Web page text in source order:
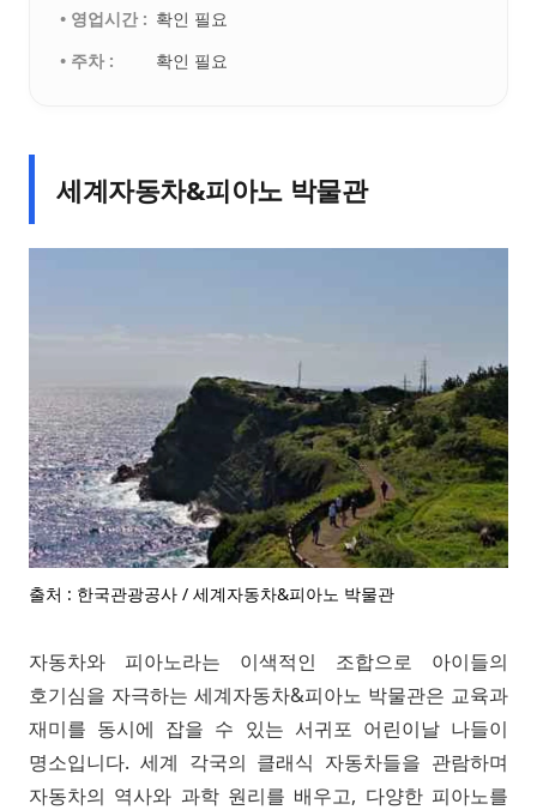
• 영업시간 : 확인 필요
• 주차 :
확인 필요
세계자동차&피아노 박물관
출처 : 한국관광공사 / 세계자동차&피아노 박물관
자동차와 피아노라는 이색적인 조합으로 아이들의
호기심을 자극하는 세계자동차&피아노 박물관은 교육과
재미를 동시에 잡을 수 있는 서귀포 어린이날 나들이
명소입니다. 세계 각국의 클래식 자동차들을 관람하며
자동차의 역사와 과학 원리를 배우고, 다양한 피아노를